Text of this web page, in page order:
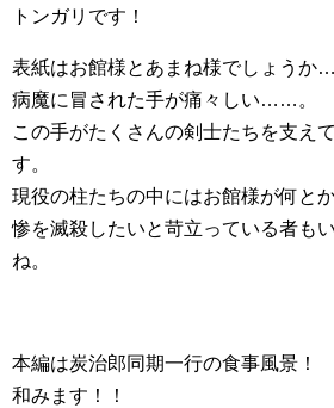
トンガリです！
表紙はお館様とあまね様でしょうか
病魔に冒された手が痛々しい……。
この手がたくさんの剣士たちを支え
す。
現役の柱たちの中にはお館様が何と
惨を滅殺したいと苛立っている者も
ね。
本編は炭治郎同期一行の食事風景！
和みます！！